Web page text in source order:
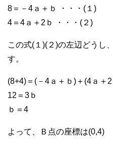
8＝－4ａ＋ｂ ・・・(１)
4＝4ａ＋2ｂ ・・・(２)
この式(１)(２)の左辺どうし
す。
(8+4)＝(－4ａ＋ｂ)＋(4ａ＋
12＝3ｂ
ｂ＝4
よって、Ｂ点の座標は(0,4)